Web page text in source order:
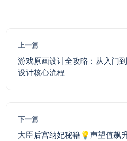
上一篇
游戏原画设计全攻略：从入门
设计核心流程
下一篇
大臣后宫纳妃秘籍💡声望值飙